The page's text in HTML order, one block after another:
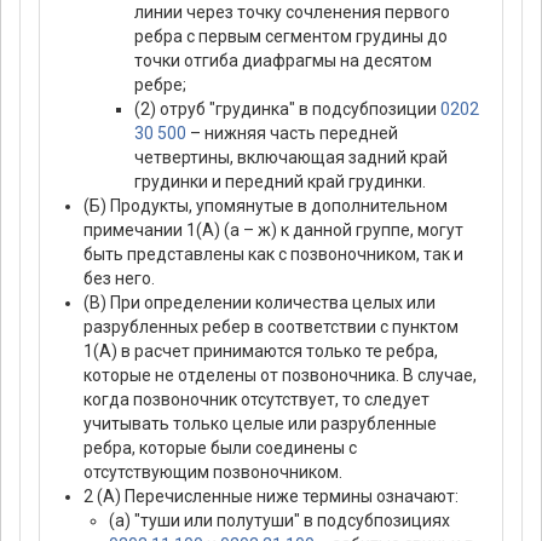
линии через точку сочленения первого
ребра с первым сегментом грудины до
точки отгиба диафрагмы на десятом
ребре;
(2) отруб "грудинка" в подсубпозиции 0202
30 500 – нижняя часть передней
четвертины, включающая задний край
грудинки и передний край грудинки.
(Б) Продукты, упомянутые в дополнительном
примечании 1(А) (а – ж) к данной группе, могут
быть представлены как с позвоночником, так и
без него.
(В) При определении количества целых или
разрубленных ребер в соответствии с пунктом
1(А) в расчет принимаются только те ребра,
которые не отделены от позвоночника. В случае,
когда позвоночник отсутствует, то следует
учитывать только целые или разрубленные
ребра, которые были соединены с
отсутствующим позвоночником.
2 (А) Перечисленные ниже термины означают:
(а) "туши или полутуши" в подсубпозициях